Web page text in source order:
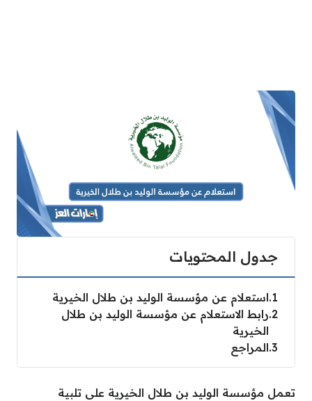
جدول المحتويات
1 استعلام عن مؤسسة الوليد بن طلال الخيرية
2 رابط الاستعلام عن مؤسسة الوليد بن طلال
الخيرية
3 المراجع
تعمل مؤسسة الوليد بن طلال الخيرية على تلبية